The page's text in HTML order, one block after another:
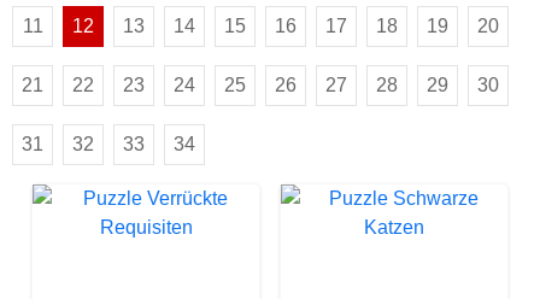
11 12 13 14 15 16 17 18 19 20
21 22 23 24 25 26 27 28 29 30
31 32 33 34